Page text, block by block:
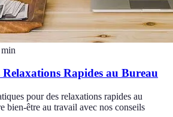
min
Relaxations Rapides au Bureau
pour des relaxations rapides au
bien-être au travail avec nos conseils